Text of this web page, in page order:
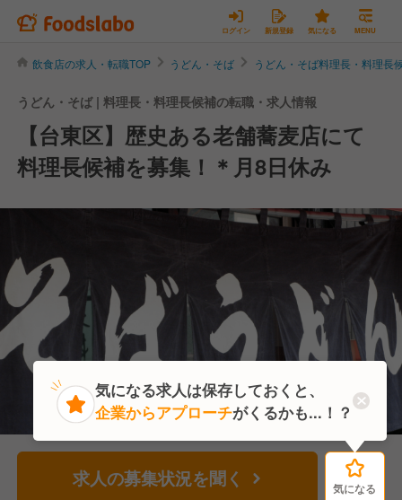
ログイン 新規登録 気になる MENU
飲食店の求人・転職TOP うどん・そば うどん・そば料理長・料理長
うどん・そば | 料理長・料理長候補の転職・求人情報
【台東区】歴史ある老舗蕎麦店にて
料理長候補を募集！＊月8日休み
求人の募集状況を聞く 気になる
気になる
気になる求人は保存しておくと、
企業からアプローチがくるかも...！？